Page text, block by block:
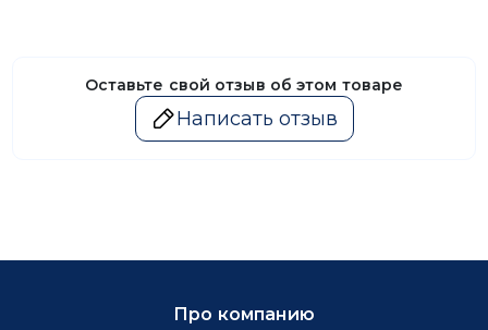
Оставьте свой отзыв об этом товаре
Написать отзыв
Про компанию